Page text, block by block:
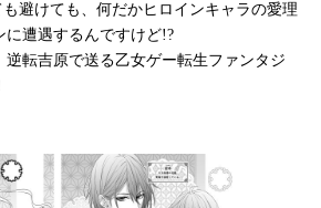
避けても、何だかヒロインキャラの愛理
に遭遇するんですけど!?
転吉原で送る乙女ゲー転生ファンタジ